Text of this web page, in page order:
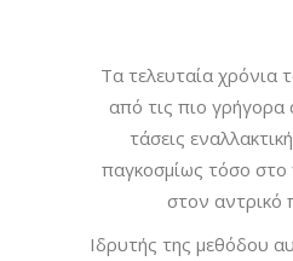
Τα τελευταία χρόνια
από τις πιο
τάσεις
παγκοσμίως τόσο στο
στον αντρικό
Ιδρυτής της μεθόδου